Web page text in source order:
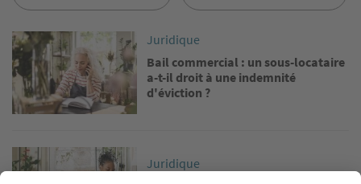
Image
Juridique
Bail commercial : un sous-locataire
a-t-il droit à une indemnité
d'éviction ?
Image
Juridique